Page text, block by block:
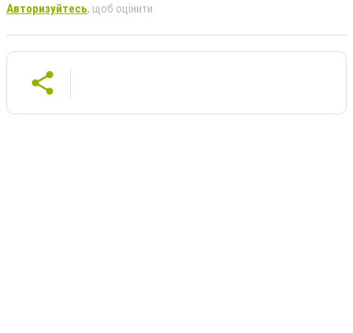
Авторизуйтесь, щоб оцінити